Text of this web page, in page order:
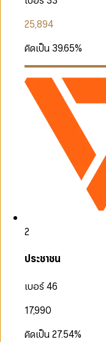
25,894
คิดเป็น 39.65%
2
ประชาชน
เบอร์ 46
17,990
คิดเป็น27.54%